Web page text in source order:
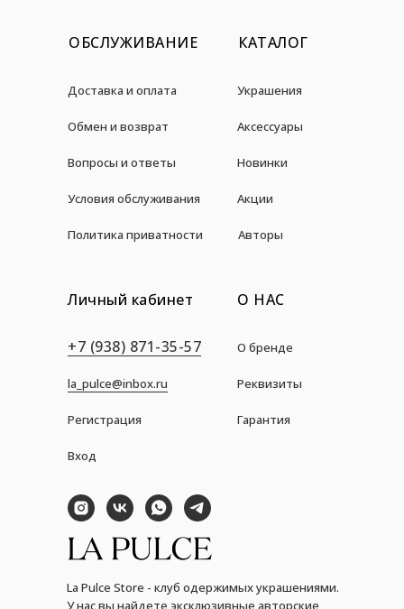
ОБСЛУЖИВАНИЕ
Доставка и оплата
Обмен и возврат
Вопросы и ответы
КАТАЛОГ
Украшения
Аксессуары
Новинки
Акции
Условия обслуживания
Политика приватности
О НАС
О бренде
Авторы
Личный кабинет
Вход
+7 (938) 871-35-57
la_pulce@inbox.ru
La Pulce Store - клуб одержимых украшениями.
У нас вы найдете эксклюзивные авторские
Реквизиты
Гарантия
Регистрация